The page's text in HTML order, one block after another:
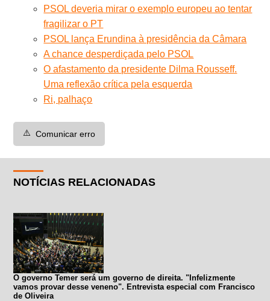
PSOL deveria mirar o exemplo europeu ao tentar
fragilizar o PT
PSOL lança Erundina à presidência da Câmara
A chance desperdiçada pelo PSOL
O afastamento da presidente Dilma Rousseff.
Uma reflexão crítica pela esquerda
Ri, palhaço
⚠️ Comunicar erro
NOTÍCIAS RELACIONADAS
O governo Temer será um governo de direita. "Infelizmente
vamos provar desse veneno". Entrevista especial com Francisco
de Oliveira